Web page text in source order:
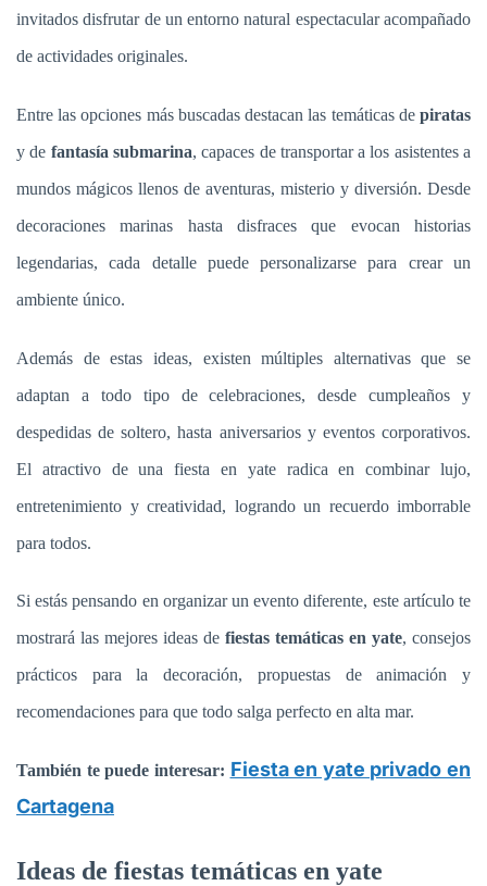
invitados disfrutar de un entorno natural espectacular acompañado
de actividades originales.
Entre las opciones más buscadas destacan las temáticas de piratas
y de fantasía submarina, capaces de transportar a los asistentes a
mundos mágicos llenos de aventuras, misterio y diversión. Desde
decoraciones marinas hasta disfraces que evocan historias
legendarias, cada detalle puede personalizarse para crear un
ambiente único.
Además de estas ideas, existen múltiples alternativas que se
adaptan a todo tipo de celebraciones, desde cumpleaños y
despedidas de soltero, hasta aniversarios y eventos corporativos.
El atractivo de una fiesta en yate radica en combinar lujo,
entretenimiento y creatividad, logrando un recuerdo imborrable
para todos.
Si estás pensando en organizar un evento diferente, este artículo te
mostrará las mejores ideas de fiestas temáticas en yate, consejos
prácticos para la decoración, propuestas de animación y
recomendaciones para que todo salga perfecto en alta mar.
También te puede interesar: Fiesta en yate privado en
Cartagena
Ideas de fiestas temáticas en yate